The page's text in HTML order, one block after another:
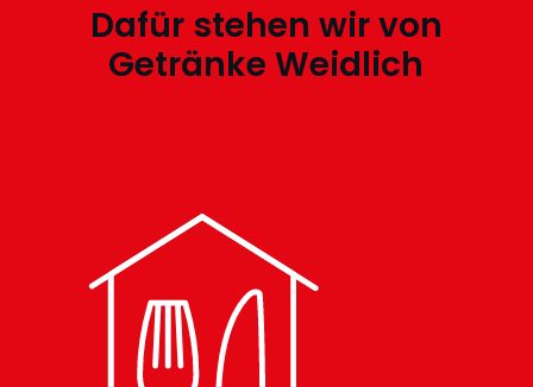
Dafür stehen wir von
Getränke Weidlich